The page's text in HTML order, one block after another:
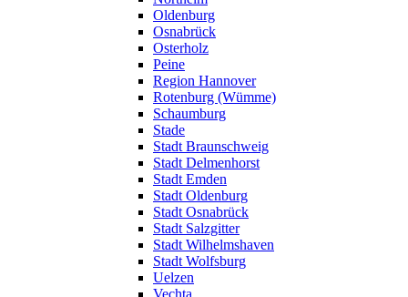
Oldenburg
Osnabrück
Osterholz
Peine
Region Hannover
Rotenburg (Wümme)
Schaumburg
Stade
Stadt Braunschweig
Stadt Delmenhorst
Stadt Emden
Stadt Oldenburg
Stadt Osnabrück
Stadt Salzgitter
Stadt Wilhelmshaven
Stadt Wolfsburg
Uelzen
Vechta